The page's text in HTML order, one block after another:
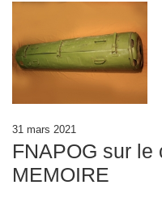
31 mars 2021
FNAPOG sur le
MEMOIRE